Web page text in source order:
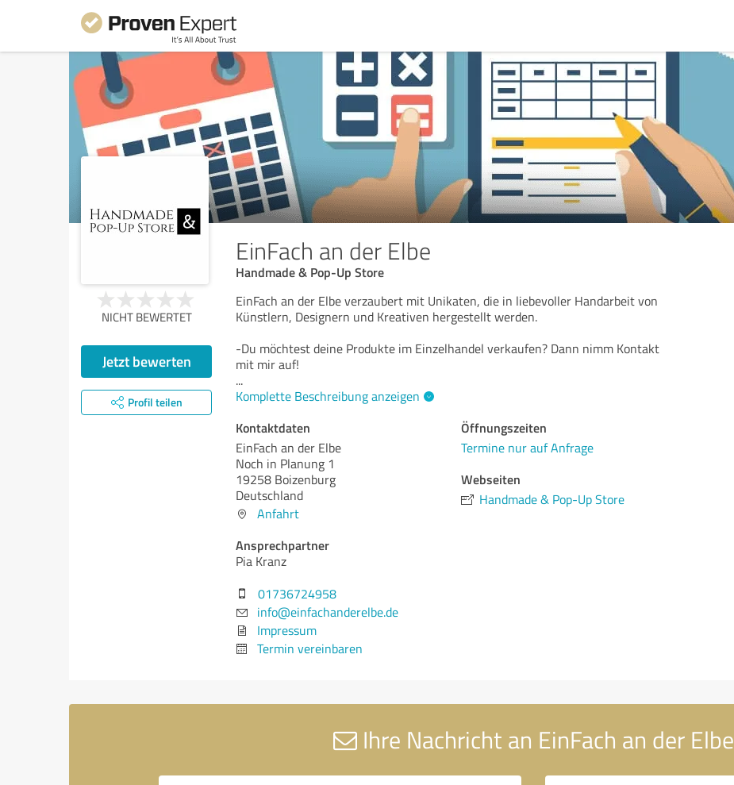
EinFach an der Elbe
Handmade & Pop-Up Store
NICHT BEWERTET
Jetzt bewerten
Profil teilen
EinFach an der Elbe verzaubert mit Unikaten, die in liebevoller Handarbeit von
Künstlern, Designern und Kreativen hergestellt werden.
-Du möchtest deine Produkte im Einzelhandel verkaufen? Dann nimm Kontakt
mit mir auf!
...
Komplette Beschreibung anzeigen
Kontaktdaten
EinFach an der Elbe
Noch in Planung 1
19258 Boizenburg
Deutschland
Anfahrt
Ansprechpartner
Pia Kranz
01736724958
info@einfachanderelbe.de
Impressum
Termin vereinbaren
Öffnungszeiten
Termine nur auf Anfrage
Webseiten
Handmade & Pop-Up Store
Ihre Nachricht an EinFach an der Elbe